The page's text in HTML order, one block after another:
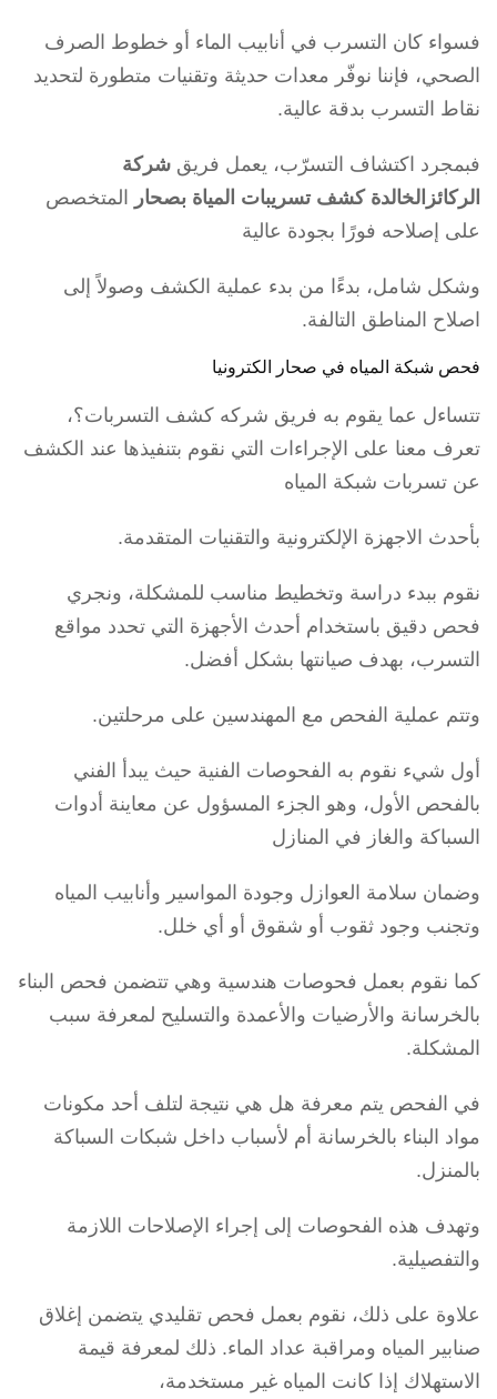
فسواء كان التسرب في أنابيب الماء أو خطوط الصرف
الصحي، فإننا نوفّر معدات حديثة وتقنيات متطورة لتحديد
نقاط التسرب بدقة عالية.
فبمجرد اكتشاف التسرّب، يعمل فريق شركة
الركائزالخالدة كشف تسريبات المياة بصحار
المتخصص
على إصلاحه فورًا بجودة عالية
وشكل شامل، بدءًا من بدء عملية الكشف وصولاً إلى
اصلاح المناطق التالفة.
فحص شبكة المياه في صحار الكترونيا
تتساءل عما يقوم به فريق شركه كشف التسربات؟،
تعرف معنا على الإجراءات التي نقوم بتنفيذها عند الكشف
عن تسربات شبكة المياه
بأحدث الاجهزة الإلكترونية والتقنيات المتقدمة.
نقوم ببدء دراسة وتخطيط مناسب للمشكلة، ونجري
فحص دقيق باستخدام أحدث الأجهزة التي تحدد مواقع
التسرب، بهدف صيانتها بشكل أفضل.
وتتم عملية الفحص مع المهندسين على مرحلتين.
أول شيء نقوم به الفحوصات الفنية حيث يبدأ الفني
بالفحص الأول، وهو الجزء المسؤول عن معاينة أدوات
السباكة والغاز في المنازل
وضمان سلامة العوازل وجودة المواسير وأنابيب المياه
وتجنب وجود ثقوب أو شقوق أو أي خلل.
كما نقوم بعمل فحوصات هندسية وهي تتضمن فحص البناء
بالخرسانة والأرضيات والأعمدة والتسليح لمعرفة سبب
المشكلة.
في الفحص يتم معرفة هل هي نتيجة لتلف أحد مكونات
مواد البناء بالخرسانة أم لأسباب داخل شبكات السباكة
بالمنزل.
وتهدف هذه الفحوصات إلى إجراء الإصلاحات اللازمة
والتفصيلية.
علاوة على ذلك، نقوم بعمل فحص تقليدي يتضمن إغلاق
صنابير المياه ومراقبة عداد الماء. ذلك لمعرفة قيمة
الاستهلاك إذا كانت المياه غير مستخدمة،